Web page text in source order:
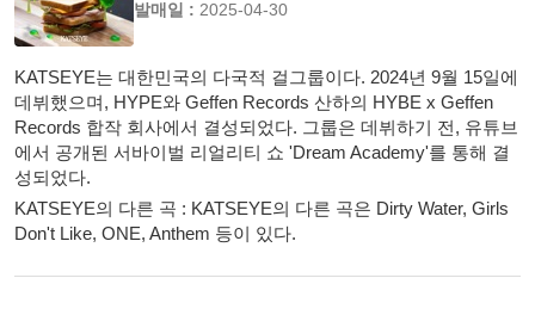
발매일 : 2025-04-30
KATSEYE는 대한민국의 다국적 걸그룹이다. 2024년 9월 15일에
데뷔했으며, HYPE와 Geffen Records 산하의 HYBE x Geffen
Records 합작 회사에서 결성되었다. 그룹은 데뷔하기 전, 유튜브
에서 공개된 서바이벌 리얼리티 쇼 'Dream Academy'를 통해 결
성되었다.
KATSEYE의 다른 곡 : KATSEYE의 다른 곡은 Dirty Water, Girls
Don't Like, ONE, Anthem 등이 있다.